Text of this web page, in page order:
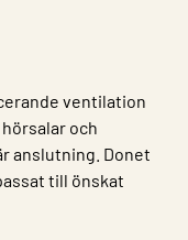
ventilation
och
anslutning. Donet
till önskat